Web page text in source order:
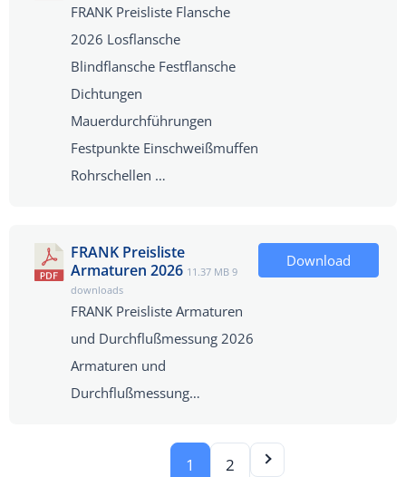
FRANK Preisliste Flansche
2026 Losflansche
Blindflansche Festflansche
Dichtungen
Mauerdurchführungen
Festpunkte Einschweißmuffen
Rohrschellen …
FRANK Preisliste
Armaturen 2026 11.37 MB 9
downloads
FRANK Preisliste Armaturen
und Durchflußmessung 2026
Armaturen und
Durchflußmessung…
Download
1 2